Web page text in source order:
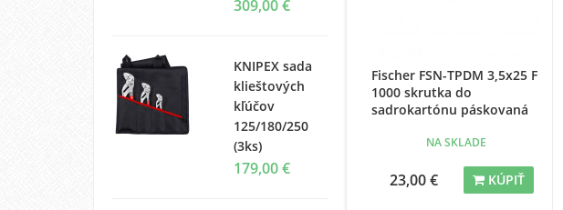
309,00 €
KNIPEX sada
klieštových
kľúčov
125/180/250
(3ks)
179,00 €
Fischer FSN-TPDM 3,5x25 F
1000 skrutka do
sadrokartónu páskovaná
NA SKLADE
23,00 € KÚPIŤ